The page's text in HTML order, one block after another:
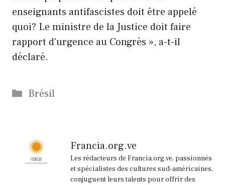
enseignants antifascistes doit être appelé
quoi? Le ministre de la Justice doit faire
rapport d'urgence au Congrès », a-t-il
déclaré.
Catégories
Brésil
Francia.org.ve
Les rédacteurs de Francia.org.ve, passionnés
et spécialistes des cultures sud-américaines,
conjuguent leurs talents pour offrir des